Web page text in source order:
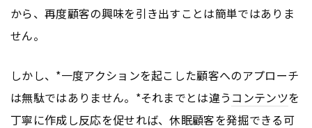
から、再度顧客の興味を引き出すことは簡単ではありま
せん。
しかし、*一度アクションを起こした顧客へのアプローチ
は無駄ではありません。*それまでとは違う コンテンツを
丁寧に作成し反応を促せれば、休眠顧客を発掘できる可